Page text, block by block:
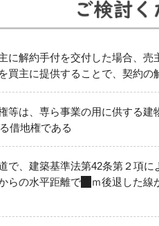
解約手付を交付した場合、売
買主に提供することで、契約の
等は、専ら事業の用に供する建
借地権である
で、建築基準法第42条第２項に
らの水平距離で２ ｍ後退した線